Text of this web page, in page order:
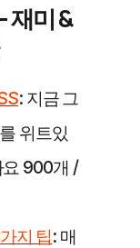
재미 &
: 지금 그
위트있
요 900개 /
지 팁: 매